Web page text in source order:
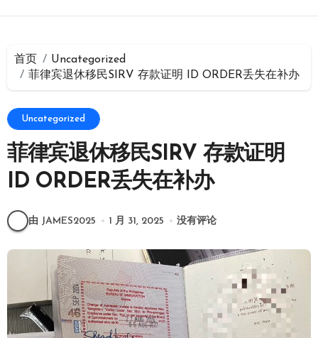
首页
Uncategorized
菲律宾退休移民SIRV 存款证明 ID ORDER丢失在补办
Uncategorized
菲律宾退休移民SIRV 存款证明
ID ORDER丢失在补办
由 JAMES2025 1 月 31, 2025 没有评论